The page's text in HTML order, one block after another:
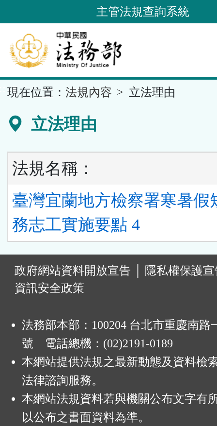
到
要
內
容
區
主管法規查詢系統
現在位置： 法規內容 立法理由
立法理由
法規名稱：
臺灣宜蘭地方檢察署寒暑假
務志工實施要點 4
政府網站資料開放宣告
隱私權保護
資訊安全政策
法務部本部：100204 台北市重慶南路
號 電話總機：(02)2191-0189
本網站提供法規之最新動態及資料檢
法律諮詢服務。
本網站法規資料若與機關公布文字有
以公布之書面資料為準。